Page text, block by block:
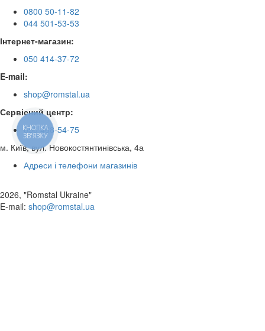
0800 50-11-82
044 501-53-53
Інтернет-магазин:
050 414-37-72
E-mail:
shop@romstal.ua
Сервісний центр:
050 468-54-75
м. Київ, вул. Новокостянтинівська, 4а
Адреси і телефони магазинів
2026, "Romstal Ukraine"
​E-mail: shop@romstal.ua
КНОПКА
ЗВ'ЯЗКУ